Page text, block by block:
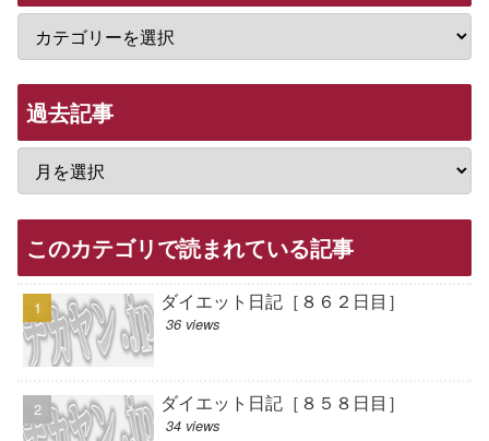
過去記事
このカテゴリで読まれている記事
ダイエット日記［８６２日目］
36 views
ダイエット日記［８５８日目］
34 views